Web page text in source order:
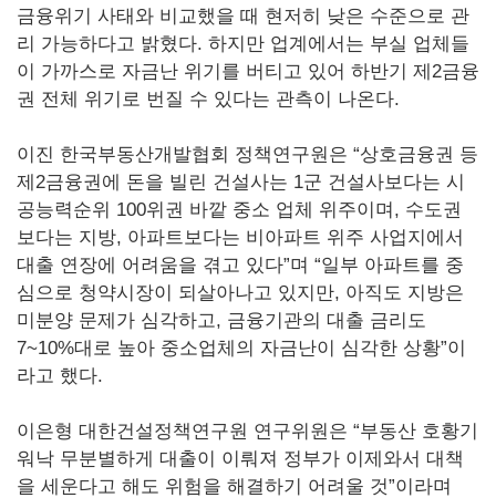
금융위기 사태와 비교했을 때 현저히 낮은 수준으로 관
리 가능하다고 밝혔다. 하지만 업계에서는 부실 업체들
이 가까스로 자금난 위기를 버티고 있어 하반기 제2금융
권 전체 위기로 번질 수 있다는 관측이 나온다.
이진 한국부동산개발협회 정책연구원은 “상호금융권 등
제2금융권에 돈을 빌린 건설사는 1군 건설사보다는 시
공능력순위 100위권 바깥 중소 업체 위주이며, 수도권
보다는 지방, 아파트보다는 비아파트 위주 사업지에서
대출 연장에 어려움을 겪고 있다”며 “일부 아파트를 중
심으로 청약시장이 되살아나고 있지만, 아직도 지방은
미분양 문제가 심각하고, 금융기관의 대출 금리도
7~10%대로 높아 중소업체의 자금난이 심각한 상황”이
라고 했다.
이은형 대한건설정책연구원 연구위원은 “부동산 호황기
워낙 무분별하게 대출이 이뤄져 정부가 이제와서 대책
을 세운다고 해도 위험을 해결하기 어려울 것”이라며